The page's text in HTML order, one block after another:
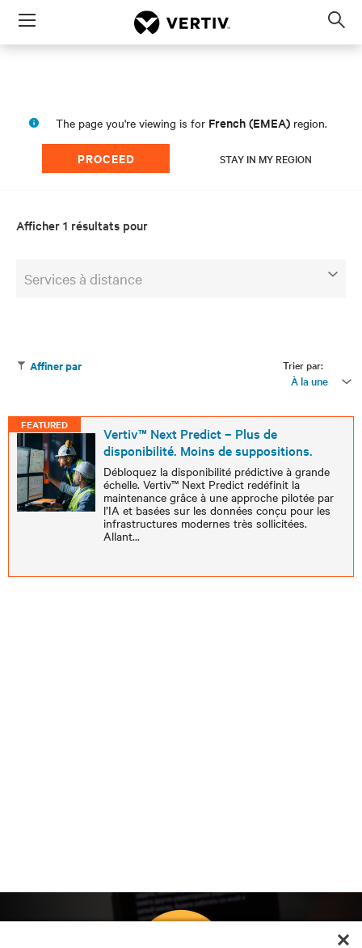
Menu
The page you're viewing is for French (EMEA) region.
PROCEED STAY IN MY REGION
Afficher 1 résultats pour
Services à distance
Trier par:
À la une
Affiner par
FEATURED
Vertiv™ Next Predict – Plus de
disponibilité. Moins de suppositions.
Débloquez la disponibilité prédictive à grande
échelle. Vertiv™ Next Predict redéfinit la
maintenance grâce à une approche pilotée par
l’IA et basées sur les données conçu pour les
infrastructures modernes très sollicitées.
Allant...